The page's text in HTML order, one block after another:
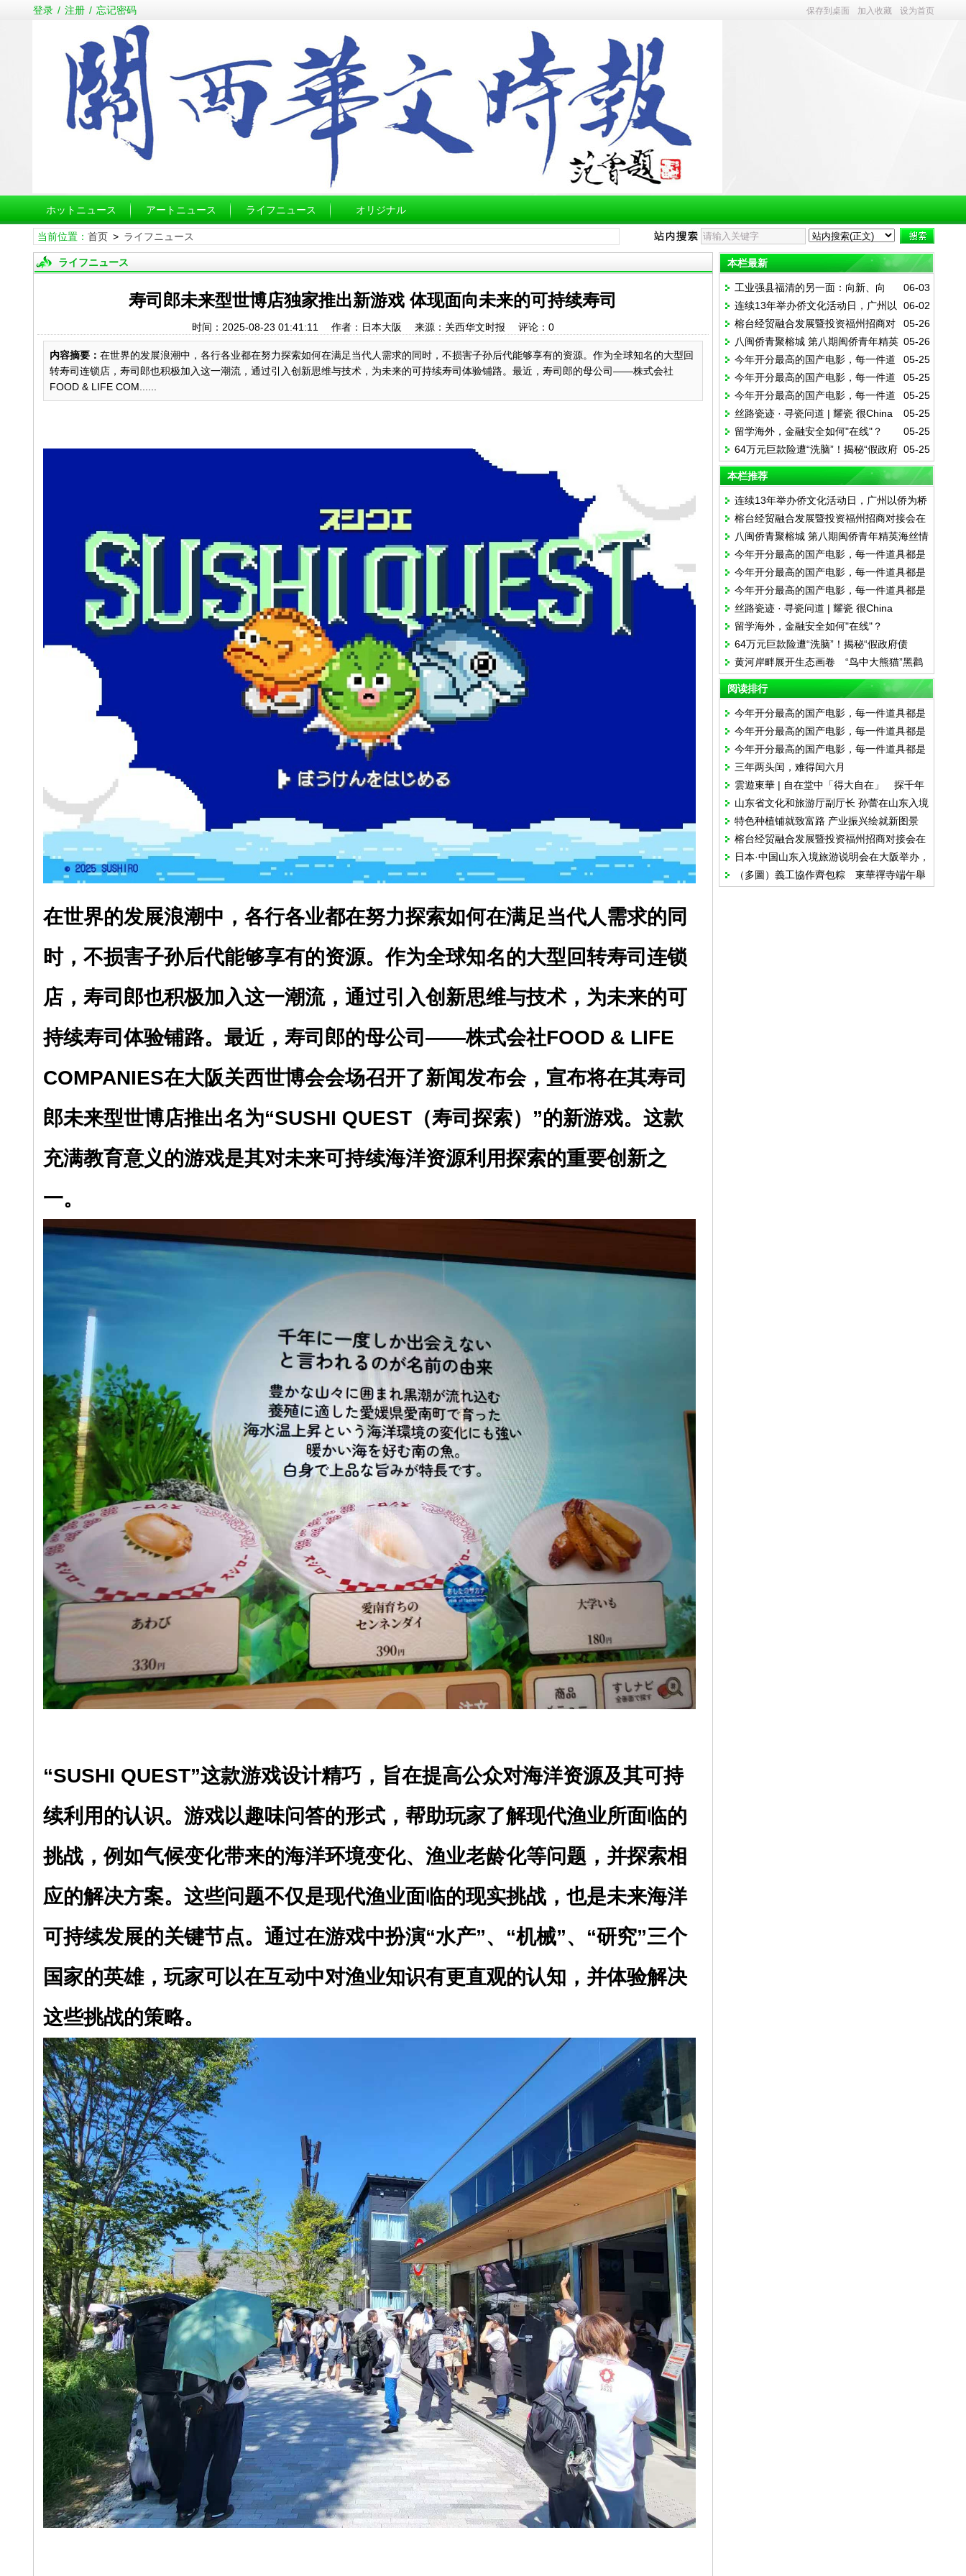
登录 / 注册 / 忘记密码 保存到桌面 加入收藏 设为首页
ホットニュース アートニュース ライフニュース オリジナル
当前位置： 首页> ライフニュース
ライフニュース
寿司郎未来型世博店独家推出新游戏 体现面向未来的可持续寿司
时间：2025-08-23 01:41:11 作者：日本大阪 来源：关西华文时报 评论： 0
内容摘要： 在世界的发展浪潮中，各行各业都在努力探索如何在满足当代人需求的同时，不损害子孙后代能够享有的资源。作为全球知名的大型回
转寿司连锁店，寿司郎也积极加入这一潮流，通过引入创新思维与技术，为未来的可持续寿司体验铺路。最近，寿司郎的母公司——株式会社
FOOD & LIFE COM......
在世界的发展浪潮中，各行各业都在努力探索如何在满足当代人需求的同
时，不损害子孙后代能够享有的资源。作为全球知名的大型回转寿司连锁
店，寿司郎也积极加入这一潮流，通过引入创新思维与技术，为未来的可
持续寿司体验铺路。最近，寿司郎的母公司——株式会社FOOD & LIFE
COMPANIES在大阪关西世博会会场召开了新闻发布会，宣布将在其寿司
郎未来型世博店推出名为“SUSHI QUEST（寿司探索）”的新游戏。这款
充满教育意义的游戏是其对未来可持续海洋资源利用探索的重要创新之
一。
“SUSHI QUEST”这款游戏设计精巧，旨在提高公众对海洋资源及其可持
续利用的认识。游戏以趣味问答的形式，帮助玩家了解现代渔业所面临的
挑战，例如气候变化带来的海洋环境变化、渔业老龄化等问题，并探索相
应的解决方案。这些问题不仅是现代渔业面临的现实挑战，也是未来海洋
可持续发展的关键节点。通过在游戏中扮演“水产”、“机械”、“研究”三个
国家的英雄，玩家可以在互动中对渔业知识有更直观的认知，并体验解决
这些挑战的策略。
本栏最新
06-03
工业强县福清的另一面：向新、向
绿、向高，走出乡村振兴新路
06-02
连续13年举办侨文化活动日，广州以
侨为桥叙乡情话发展
05-26
榕台经贸融合发展暨投资福州招商对
接会在福州举行
05-26
八闽侨青聚榕城 第八期闽侨青年精英
海丝情活动在榕启动
05-25
今年开分最高的国产电影，每一件道
具都是华侨的情书
05-25
今年开分最高的国产电影，每一件道
具都是华侨的情书
05-25
今年开分最高的国产电影，每一件道
具都是华侨的情书
05-25
丝路瓷迹 · 寻瓷问道 | 耀瓷 很China
05-25
留学海外，金融安全如何"在线"？
05-25
64万元巨款险遭“洗脑”！揭秘“假政府
债券”诈骗全流程
本栏推荐
连续13年举办侨文化活动日，广州以侨为桥
叙乡情话发展
榕台经贸融合发展暨投资福州招商对接会在
福州举行
八闽侨青聚榕城 第八期闽侨青年精英海丝情
活动在榕启动
今年开分最高的国产电影，每一件道具都是
华侨的情书
今年开分最高的国产电影，每一件道具都是
华侨的情书
今年开分最高的国产电影，每一件道具都是
华侨的情书
丝路瓷迹 · 寻瓷问道 | 耀瓷 很China
留学海外，金融安全如何"在线"？
64万元巨款险遭“洗脑”！揭秘“假政府债
券”诈骗全流程
黄河岸畔展开生态画卷 “鸟中大熊猫”黑鹳
做客山西河曲
阅读排行
今年开分最高的国产电影，每一件道具都是
华侨的情书
今年开分最高的国产电影，每一件道具都是
华侨的情书
今年开分最高的国产电影，每一件道具都是
华侨的情书
三年两头闰，难得闰六月
雲遊東華 | 自在堂中「得大自在」 探千年
古剎修行秘境
山东省文化和旅游厅副厅长 孙蕾在山东入境
旅游说明会上的致辞
特色种植铺就致富路 产业振兴绘就新图景
榕台经贸融合发展暨投资福州招商对接会在
福州举行
日本·中国山东入境旅游说明会在大阪举办，
山东欢迎您
（多圖）義工協作齊包粽 東華禪寺端午舉